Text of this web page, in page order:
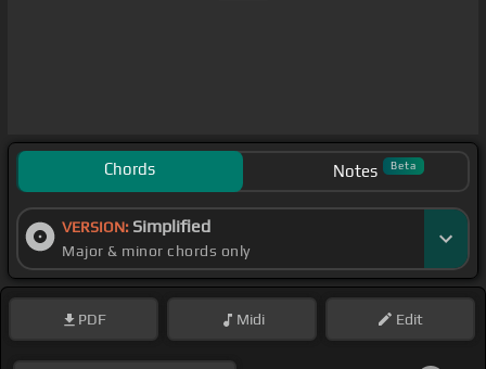
Chords Notes Beta
VERSION: Simplified
Major & minor chords only
PDF Midi Edit